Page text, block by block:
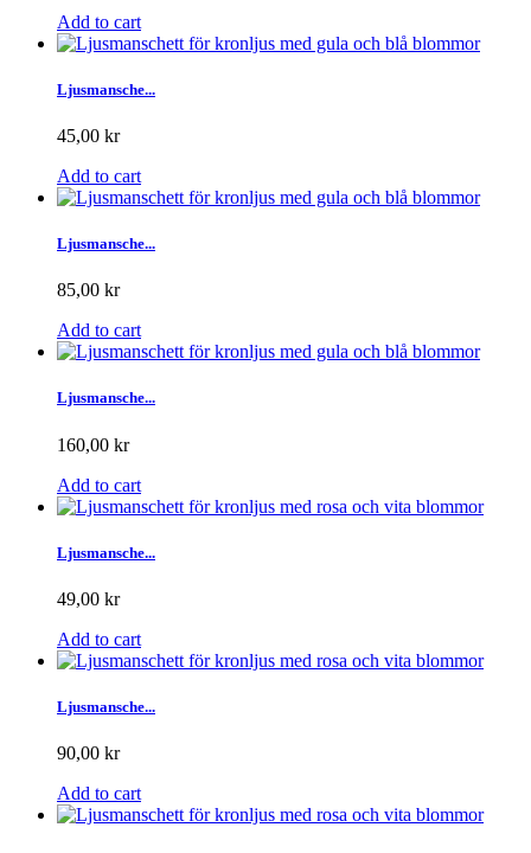
Add to cart
Ljusmansche...
45,00 kr
Add to cart
Ljusmansche...
85,00 kr
Add to cart
Ljusmansche...
160,00 kr
Add to cart
Ljusmansche...
49,00 kr
Add to cart
Ljusmansche...
90,00 kr
Add to cart